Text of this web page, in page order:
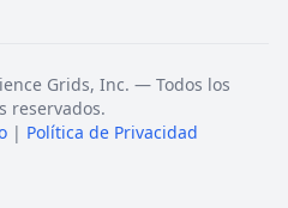
Grids, Inc. — Todos los
reservados.
| Política de Privacidad